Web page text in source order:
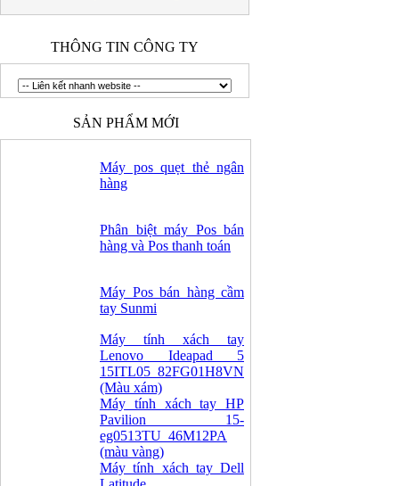
THÔNG TIN CÔNG TY
SẢN PHẨM MỚI
Máy pos quẹt thẻ ngân
hàng
Phân biệt máy Pos bán
hàng và Pos thanh toán
Máy Pos bán hàng cầm
tay Sunmi
Máy tính xách tay
Lenovo Ideapad 5
15ITL05_82FG01H8VN
(Màu xám)
Máy tính xách tay HP
Pavilion 15-
eg0513TU_46M12PA
(màu vàng)
Máy tính xách tay Dell